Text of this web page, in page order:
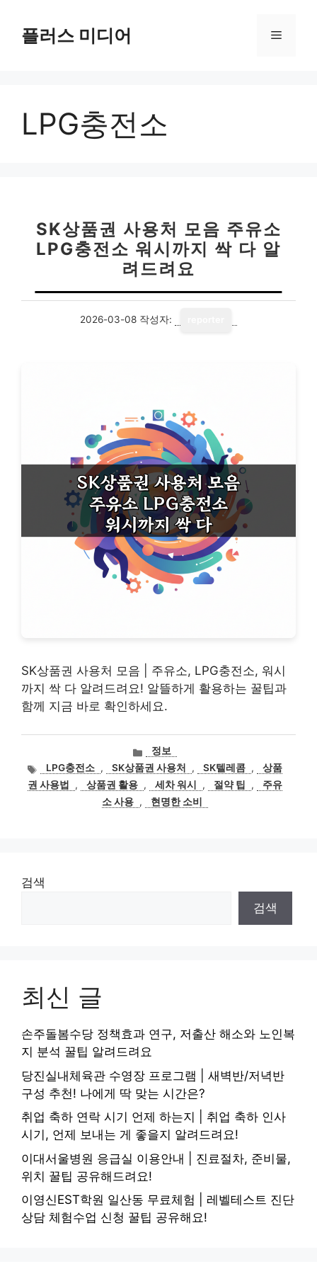
플러스 미디어 메
LPG충전소
SK상품권 사용처 모음 주유소
LPG충전소 워시까지 싹 다 알
려드려요
2026-03-08 작성자:
SK상품권 사용처 모음 | 주유소, LPG충전소, 워시
까지 싹 다 알려드려요! 알뜰하게 활용하는 꿀팁과
함께 지금 바로 확인하세요.
카
테
고
리
정보
태
그
LPG충전소 , SK상품권 사용처 , SK텔레콤 ,
상품
권 사용법
, 상품권 활용 , 세차 워시 , 절약 팁 ,
주유
소 사용 , 현명한 소비
검색
검색
최신 글
손주돌봄수당 정책효과 연구, 저출산 해소와 노인복
지 분석 꿀팁 알려드려요
당진실내체육관 수영장 프로그램 | 새벽반/저녁반
구성 추천! 나에게 딱 맞는 시간은?
취업 축하 연락 시기 언제 하는지 | 취업 축하 인사
시기, 언제 보내는 게 좋을지 알려드려요!
이대서울병원 응급실 이용안내 | 진료절차, 준비물,
위치 꿀팁 공유해드려요!
이영신EST학원 일산동 무료체험 | 레벨테스트 진단
상담 체험수업 신청 꿀팁 공유해요!